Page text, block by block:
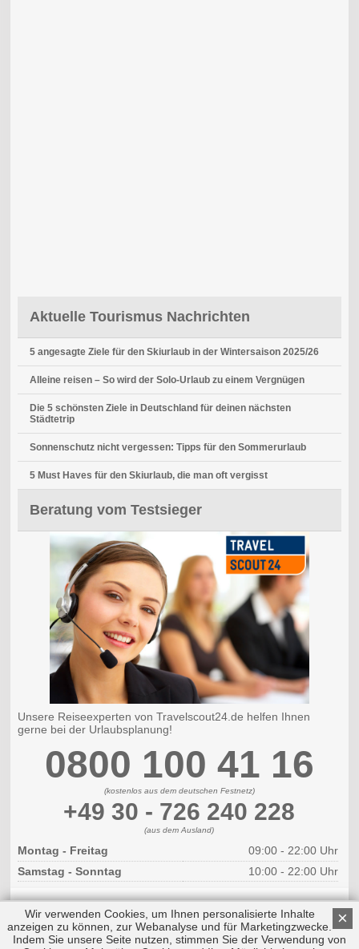
Aktuelle Tourismus Nachrichten
5 angesagte Ziele für den Skiurlaub in der Wintersaison 2025/26
Alleine reisen – So wird der Solo-Urlaub zu einem Vergnügen
Die 5 schönsten Ziele in Deutschland für deinen nächsten
Städtetrip
Sonnenschutz nicht vergessen: Tipps für den Sommerurlaub
5 Must Haves für den Skiurlaub, die man oft vergisst
Beratung vom Testsieger
Unsere Reiseexperten von Travelscout24.de helfen Ihnen
gerne bei der Urlaubsplanung!
0800 100 41 16
(kostenlos aus dem deutschen Festnetz)
+49 30 - 726 240 228
(aus dem Ausland)
Montag - Freitag
09:00 - 22:00 Uhr
Samstag - Sonntag
10:00 - 22:00 Uhr
×
Wir verwenden Cookies, um Ihnen personalisierte Inhalte
anzeigen zu können, zur Webanalyse und für Marketingzwecke.
Indem Sie unsere Seite nutzen, stimmen Sie der Verwendung von